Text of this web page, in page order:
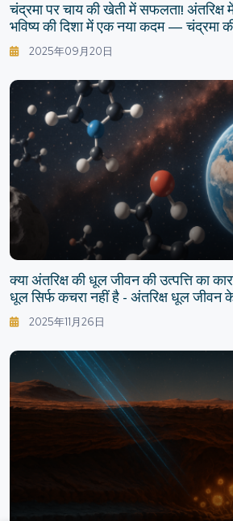
चंद्रमा पर चाय की खेती में सफलता! अंतरिक्ष
भविष्य की दिशा में एक नया कदम — चंद्रमा
की डिजाइन
2025年09月20日
क्या अंतरिक्ष की धूल जीवन की उत्पत्ति का
धूल सिर्फ कचरा नहीं है - अंतरिक्ष धूल जीवन
रही थी।
2025年11月26日